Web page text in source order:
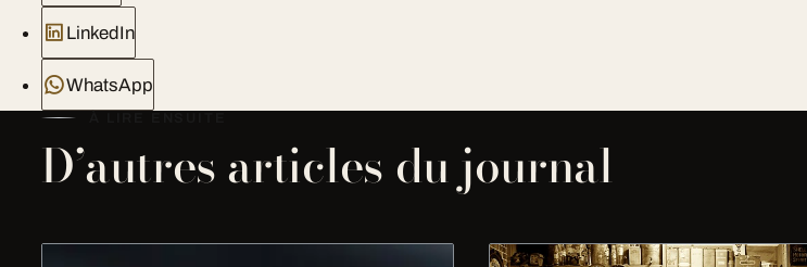
LinkedIn
WhatsApp
D’autres articles du journal